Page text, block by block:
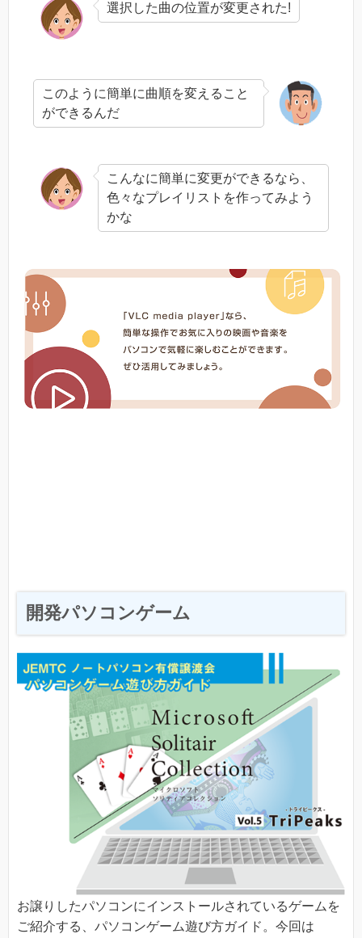
選択した曲の位置が変更された!
このように簡単に曲順を変えること
ができるんだ
こんなに簡単に変更ができるなら、
色々なプレイリストを作ってみよう
かな
開発パソコンゲーム
お譲りしたパソコンにインストールされているゲームを
ご紹介する、パソコンゲーム遊び方ガイド。今回は